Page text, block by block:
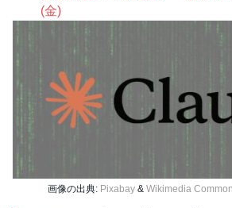
(金)
画像の出典: Pixabay& Wikimedia